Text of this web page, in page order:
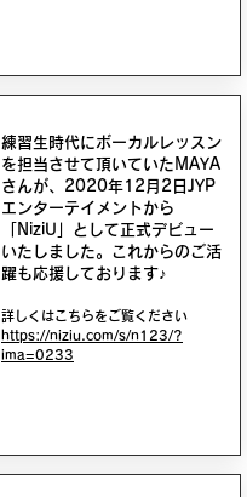
練習生時代にボーカルレッスン
を担当させて頂いていたMAYA
さんが、2020年12月2日JYP
エンターテイメントから
「NiziU」として正式デビュー
いたしました。これからのご活
躍も応援しております♪
詳しくはこちらをご覧ください
https://niziu.com/s/n123/?
ima=0233